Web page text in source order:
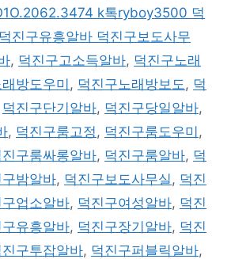
k톡ryboy3500 덕
진구유흥알바 덕진구보도사무
, 덕진구고소득알바, 덕진구노래
방도우미 , 덕진구노래방보도 , 덕
덕진구단기알바, 덕진구당일알바,
, 덕진구룸고정 , 덕진구룸도우미 ,
진구룸싸롱알바, 덕진구룸알바, 덕
밤알바, 덕진구보도사무실 , 덕진
업소알바, 덕진구여성알바, 덕진
유흥알바, 덕진구장기알바, 덕진
진구투잡알바, 덕진구퍼블릭알바,